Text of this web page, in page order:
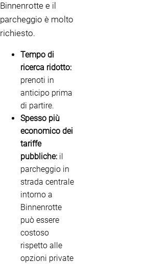
Binnenrotte e il
parcheggio è molto
richiesto.
Tempo di
ricerca ridotto:
prenoti in
anticipo prima
di partire.
Spesso più
economico dei
tariffe
pubbliche: il
parcheggio in
strada centrale
intorno a
Binnenrotte
può essere
costoso
rispetto alle
opzioni private